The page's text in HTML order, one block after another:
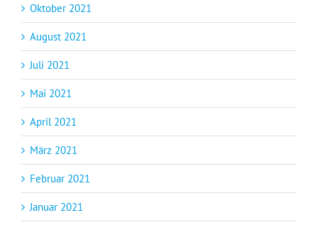
Oktober 2021
August 2021
Juli 2021
Mai 2021
April 2021
März 2021
Februar 2021
Januar 2021